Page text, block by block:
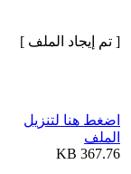
[ تم إيجاد الملف ]
اضغط هنا لتنزيل
الملف
367.76 KB